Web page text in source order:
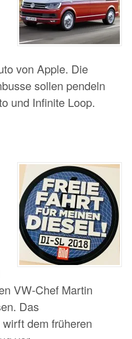
von Apple. Die
sollen pendeln
und Infinite Loop.
VW-Chef Martin
Das
dem früheren